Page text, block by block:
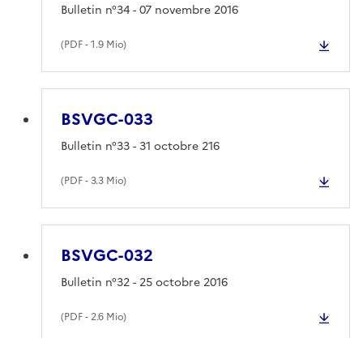
(PDF- 1.9 Mio)
Bulletin n°34 - 07 novembre 2016
BSVGC-033
(PDF- 3.3 Mio)
Bulletin n°33 - 31 octobre 216
BSVGC-032
(PDF- 2.6 Mio)
Bulletin n°32 - 25 octobre 2016